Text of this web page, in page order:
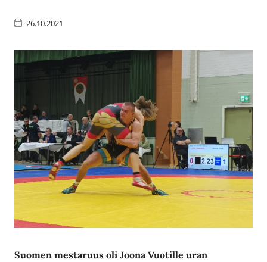
26.10.2021
Suomen mestaruus oli Joona Vuotille uran